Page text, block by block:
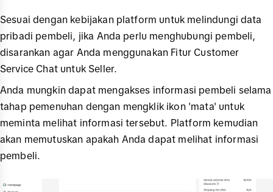
Sesuai dengan kebijakan platform untuk melindungi data
pribadi pembeli, jika Anda perlu menghubungi pembeli,
disarankan agar Anda menggunakan Fitur Customer
Service Chat untuk Seller.
Anda mungkin dapat mengakses informasi pembeli selama
tahap pemenuhan dengan mengklik ikon 'mata' untuk
meminta melihat informasi tersebut. Platform kemudian
akan memutuskan apakah Anda dapat melihat informasi
pembeli.